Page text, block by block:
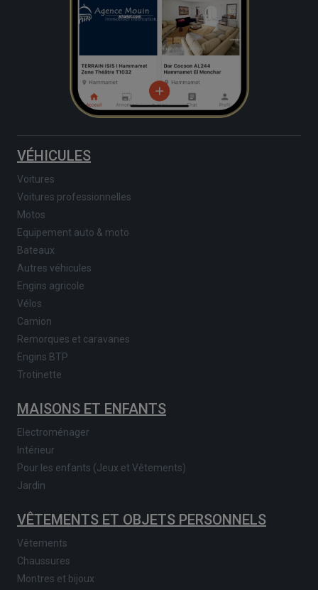
VÉHICULES
Voitures
Voitures professionnelles
Motos
Equipement auto & moto
Bateaux
Autres véhicules
Engins agricole
Vélos
Camion
Remorques et caravanes
Engins BTP
Trotinette
MAISONS ET ENFANTS
Electroménager
Intérieur
Pour les enfants (Jeux et Vêtements)
Jardin
VÊTEMENTS ET OBJETS PERSONNELS
Vêtements
Chaussures
Montres et bijoux